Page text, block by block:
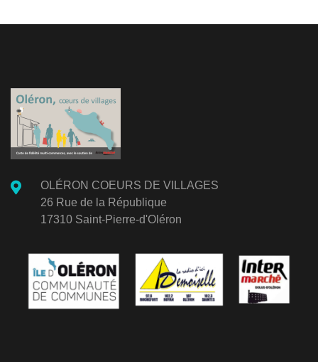
OLÉRON COEURS DE VILLAGES
26 Rue de la République
17310 Saint-Pierre-d'Oléron